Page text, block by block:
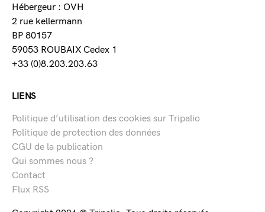
Hébergeur : OVH
2 rue kellermann
BP 80157
59053 ROUBAIX Cedex 1
+33 (0)8.203.203.63
LIENS
Politique d’utilisation des cookies sur Tripalio
Politique de protection des données
CGU de la publication
Qui sommes nous ?
Contact
Flux RSS